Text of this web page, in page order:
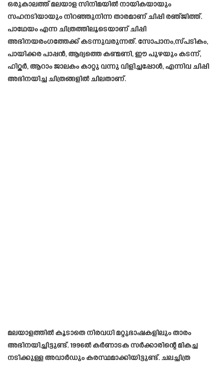
ഒരുകാലത്ത് മലയാള സിനിമയിൽ നായികയായും
സഹനടിയായും നിറഞ്ഞുനിന്ന താരമാണ് ചിപ്പി രഞ്ജിത്ത്.
പാഥേയം എന്ന ചിത്രത്തിലൂടെയാണ് ചിപ്പി
അഭിനയരംഗത്തേക്ക് കടന്നുവരുന്നത്. സോപാനം,സ്പടികം,
പായിക്കര പാപ്പൻ, ആദ്യത്തെ കണ്മണി, ഈ പുഴയും കടന്ന്,
ഹിറ്റ്ലർ, ആറാം ജാലകം കാറ്റു വന്നു വിളിച്ചപ്പോൾ, എന്നിവ ചിപ്പി
അഭിനയിച്ച ചിത്രങ്ങളിൽ ചിലതാണ്.
മലയാളത്തിൽ കൂടാതെ നിരവധി മറ്റുഭാഷകളിലും താരം
അഭിനയിച്ചിട്ടുണ്ട്. 1996ൽ കർണാടക സർക്കാരിന്റെ മികച്ച
നടിക്കുള്ള അവാർഡും കരസ്ഥമാക്കിയിട്ടുണ്ട്. ചലച്ചിത്ര